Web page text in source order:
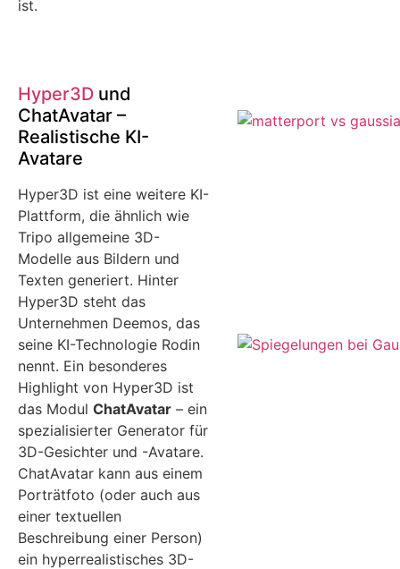
ist.
Hyper3D und
ChatAvatar –
Realistische KI-
Avatare
Hyper3D ist eine weitere KI-
Plattform, die ähnlich wie
Tripo allgemeine 3D-
Modelle aus Bildern und
Texten generiert. Hinter
Hyper3D steht das
Unternehmen Deemos, das
seine KI-Technologie Rodin
nennt. Ein besonderes
Highlight von Hyper3D ist
das Modul ChatAvatar – ein
spezialisierter Generator für
3D-Gesichter und -Avatare.
ChatAvatar kann aus einem
Porträtfoto (oder auch aus
einer textuellen
Beschreibung einer Person)
ein hyperrealistisches 3D-